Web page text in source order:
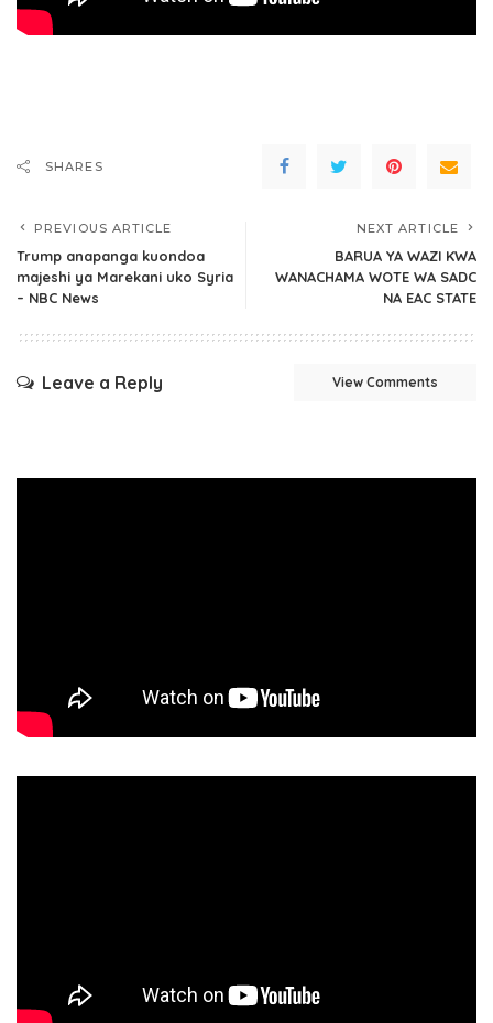
SHARES
PREVIOUS ARTICLE
Trump anapanga kuondoa
majeshi ya Marekani uko Syria
– NBC News
NEXT ARTICLE
BARUA YA WAZI KWA
WANACHAMA WOTE WA SADC
NA EAC STATE
Leave a Reply View Comments